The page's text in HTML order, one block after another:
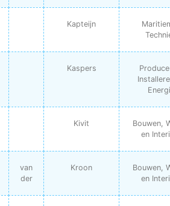
Kapteijn
Kaspers
Kivit
Bouwen,
en
van
der
Kroon
Bouwen,
en